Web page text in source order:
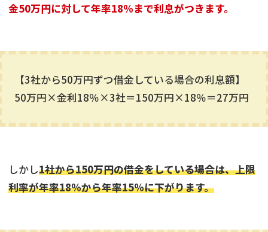
金50万円に対して年率18％まで利息がつきます。
【3社から50万円ずつ借金している場合の利息額】
50万円×金利18％×3社＝150万円×18％＝27万円
しかし1社から150万円の借金をしている場合は、上限
利率が年率18％から年率15％に下がります。